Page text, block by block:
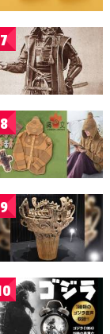
7
8
9